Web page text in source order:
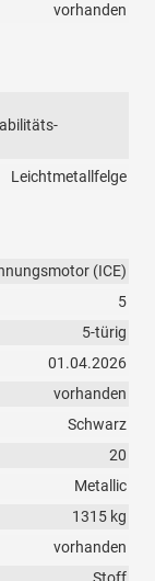
vorhanden
Leichtmetallfelge
(ICE)
5
5-türig
01.04.2026
vorhanden
Schwarz
20
Metallic
1315 kg
vorhanden